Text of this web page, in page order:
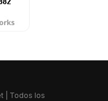
| Todos los